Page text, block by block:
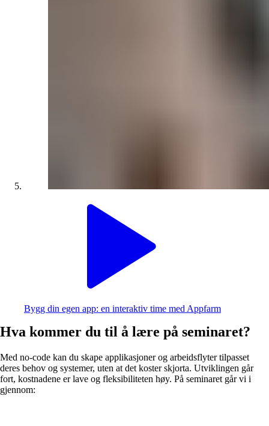
Bygg din egen app: en interaktiv time med Appfarm
Hva kommer du til å lære på seminaret?
Med no-code kan du skape applikasjoner og arbeidsflyter tilpasset
deres behov og systemer, uten at det koster skjorta. Utviklingen går
fort, kostnadene er lave og fleksibiliteten høy. På seminaret går vi i
gjennom: